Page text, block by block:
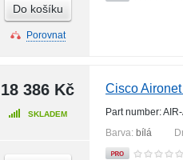
Do košíku
Porovnat
18 386 Kč
SKLADEM
Cisco
Part number:
Barva: bílá